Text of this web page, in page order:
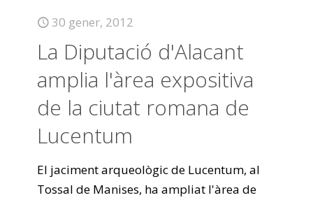
30 gener, 2012
La Diputació d'Alacant
amplia l'àrea expositiva
de la ciutat romana de
Lucentum
El jaciment arqueològic de Lucentum, al
Tossal de Manises, ha ampliat l'àrea de